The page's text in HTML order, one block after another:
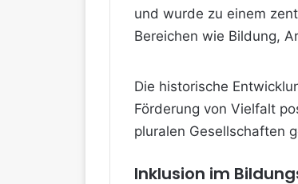
und wurde zu einem
Bereichen wie Bildung,
Die historische
Förderung von Vielfalt
pluralen Gesellschaften
Inklusion im